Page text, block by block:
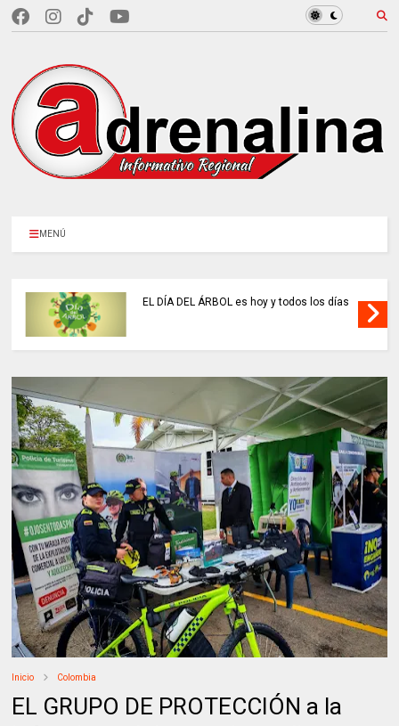
MENÚ
EL DÍA DEL ÁRBOL es hoy y todos los días
Inicio Colombia
EL GRUPO DE PROTECCIÓN a la